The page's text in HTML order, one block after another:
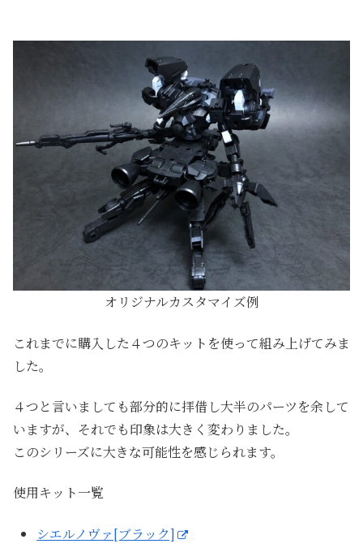
オリジナルカスタマイズ例
これまでに購入した４つのキットを使って組み上げてみま
した。
４つと言いましても部分的に拝借し大半のパーツを余して
いますが、それでも印象は大きく変わりました。
このシリーズに大きな可能性を感じられます。
使用キット一覧
シエルノヴァ[ブラック]